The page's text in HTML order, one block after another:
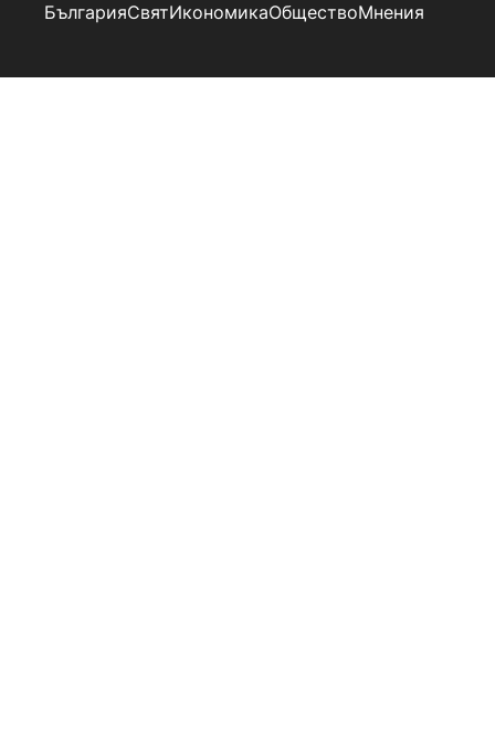
БългарияСвятИкономикаОбществоМнения